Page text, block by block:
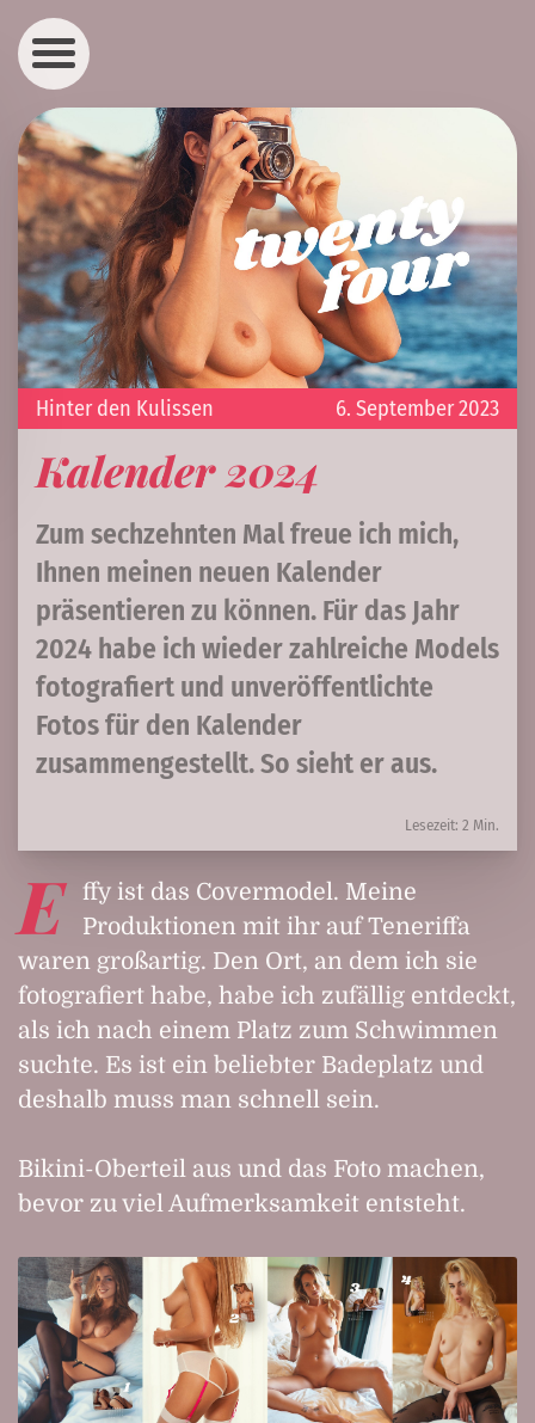
6. September 2023
Hinter den Kulissen
Kalender 2024
Zum sechzehnten Mal freue ich mich,
Ihnen meinen neuen Kalender
präsentieren zu können. Für das Jahr
2024 habe ich wieder zahlreiche Models
fotografiert und unveröffentlichte
Fotos für den Kalender
zusammengestellt. So sieht er aus.
Lesezeit: 2 Min.
E
ffy ist das Covermodel. Meine
Produktionen mit ihr auf Teneriffa
waren großartig. Den Ort, an dem ich sie
fotografiert habe, habe ich zufällig entdeckt,
als ich nach einem Platz zum Schwimmen
suchte. Es ist ein beliebter Badeplatz und
deshalb muss man schnell sein.
Bikini-Oberteil aus und das Foto machen,
bevor zu viel Aufmerksamkeit entsteht.